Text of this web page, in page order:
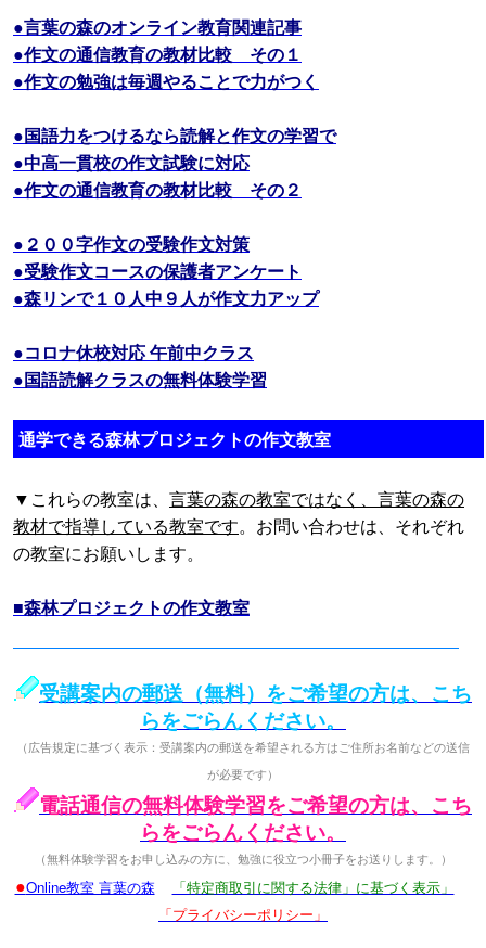
●言葉の森のオンライン教育関連記事
●作文の通信教育の教材比較 その１
●作文の勉強は毎週やることで力がつく
●国語力をつけるなら読解と作文の学習で
●中高一貫校の作文試験に対応
●作文の通信教育の教材比較 その２
●２００字作文の受験作文対策
●受験作文コースの保護者アンケート
●森リンで１０人中９人が作文力アップ
●コロナ休校対応 午前中クラス
●国語読解クラスの無料体験学習
通学できる森林プロジェクトの作文教室
▼これらの教室は、 言葉の森の教室ではなく、言葉の森の
教材で指導している教室です。お問い合わせは、それぞれ
の教室にお願いします。
■森林プロジェクトの作文教室
受講案内の郵送（無料）をご希望の方は、こち
らをごらんください。
（広告規定に基づく表示：受講案内の郵送を希望される方はご住所お名前などの送信
が必要です）
電話通信の無料体験学習をご希望の方は、こち
らをごらんください。
（無料体験学習をお申し込みの方に、勉強に役立つ小冊子をお送りします。）
●Online教室 言葉の森
「特定商取引に関する法律」に基づく表示」
「プライバシーポリシー」